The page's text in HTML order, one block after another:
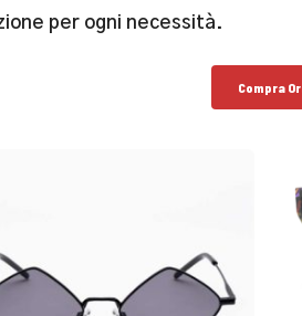
per ogni necessità.
Compra